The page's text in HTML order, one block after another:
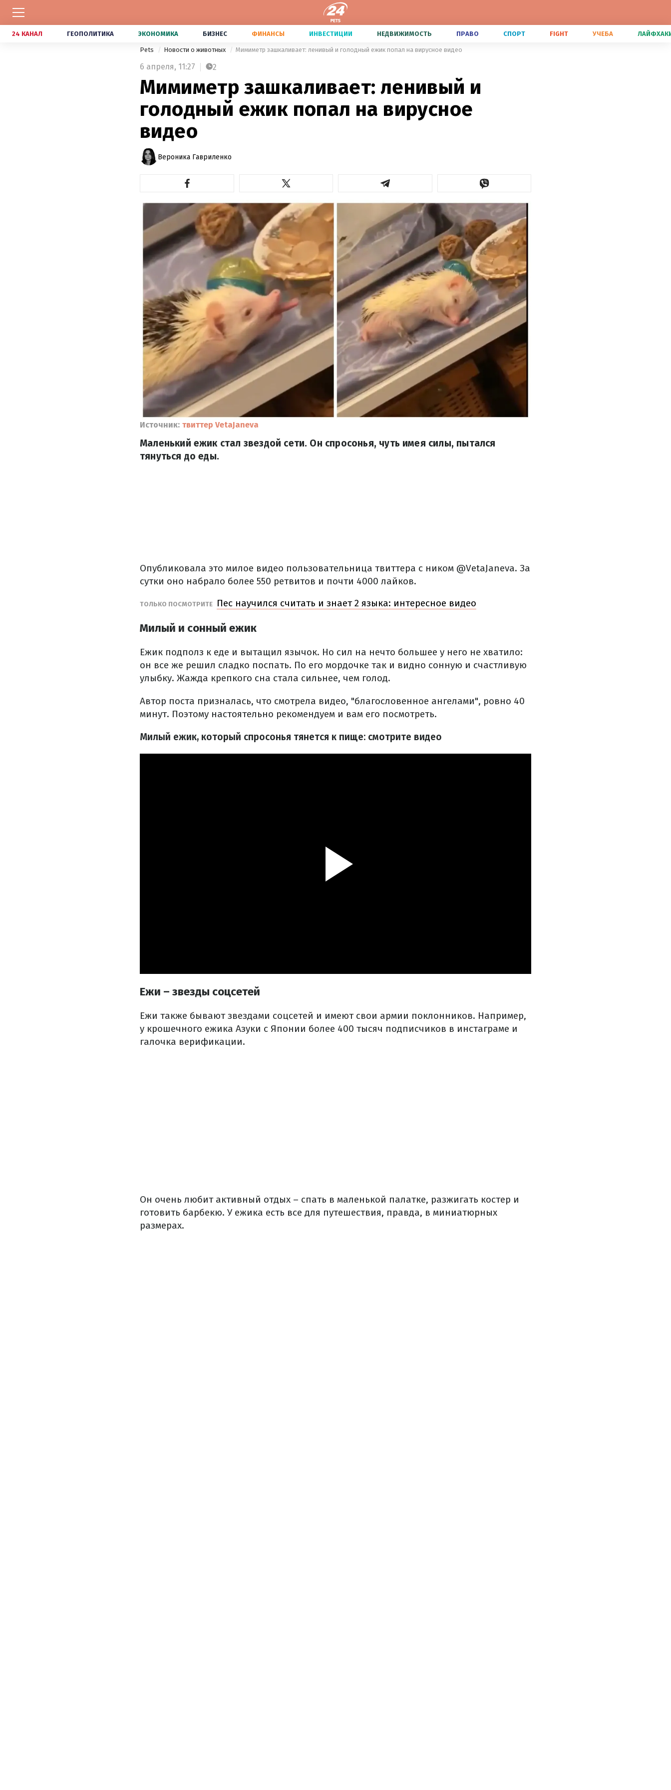
24 КАНАЛ ГЕОПОЛИТИКА ЭКОНОМИКА БИЗНЕС ФИНАНСЫ ИНВЕСТИЦИИ НЕДВИЖИМОСТЬ ПРАВО СПОРТ FIGHT УЧЕБА
Pets Новости о животных Мимиметр зашкаливает: ленивый и голодный ежик попал на вирусное видео
6 апреля, 11:27 2
Мимиметр зашкаливает: ленивый и
голодный ежик попал на вирусное
видео
Вероника Гавриленко
Источник: твиттер VetaJaneva
Маленький ежик стал звездой сети. Он спросонья, чуть имея силы, пытался
тянуться до еды.
Опубликовала это милое видео пользовательница твиттера с ником @VetaJaneva. За
сутки оно набрало более 550 ретвитов и почти 4000 лайков.
ТОЛЬКО ПОСМОТРИТЕ Пес научился считать и знает 2 языка: интересное видео
Милый и сонный ежик
Ежик подполз к еде и вытащил язычок. Но сил на нечто большее у него не хватило:
он все же решил сладко поспать. По его мордочке так и видно сонную и счастливую
улыбку. Жажда крепкого сна стала сильнее, чем голод.
Автор поста призналась, что смотрела видео, "благословенное ангелами", ровно 40
минут. Поэтому настоятельно рекомендуем и вам его посмотреть.
Милый ежик, который спросонья тянется к пище: смотрите видео
Ежи – звезды соцсетей
Ежи также бывают звездами соцсетей и имеют свои армии поклонников. Например,
у крошечного ежика Азуки с Японии более 400 тысяч подписчиков в инстаграме и
галочка верификации.
Он очень любит активный отдых – спать в маленькой палатке, разжигать костер и
готовить барбекю. У ежика есть все для путешествия, правда, в миниатюрных
размерах.